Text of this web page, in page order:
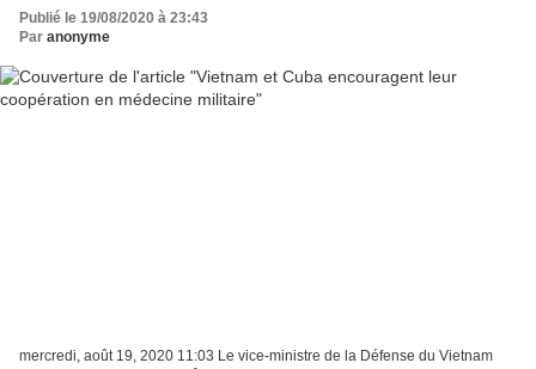
Publié le 19/08/2020 à 23:43
Par anonyme
mercredi, août 19, 2020 11:03 Le vice-ministre de la Défense du Vietnam